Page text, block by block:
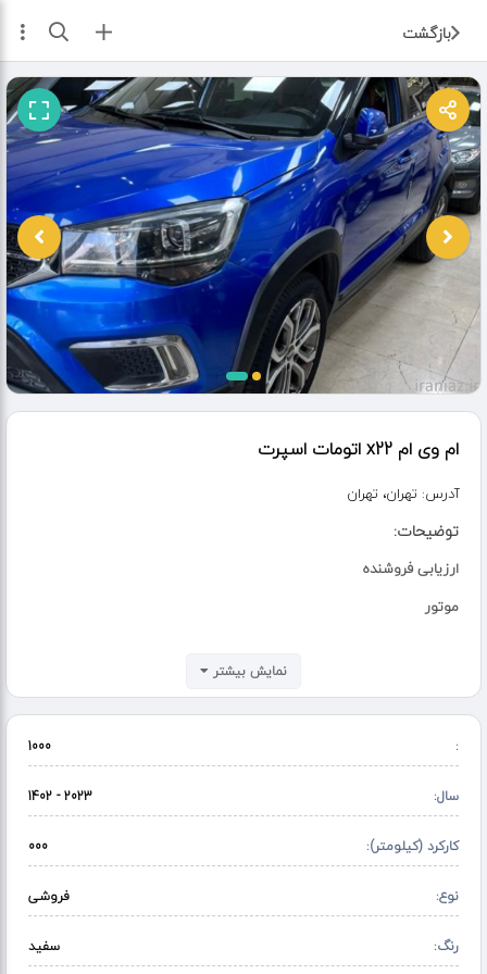
بازگشت ثبت آگهی
ام وی ام x22 اتومات اسپرت
آدرس: تهران، تهران
توضیحات:
ارزیابی فروشنده
موتور
سالم و پلمپ
سالم و بی خط و خش
توضیحات
بدون رنگ و خط خش
کم کار
بدون کوچیک ترین هزینه
نمایش بیشتر
:
1000
سال: 2023 - 1402
کارکرد (کیلومتر): 000
نوع: فروشی
رنگ: سفید